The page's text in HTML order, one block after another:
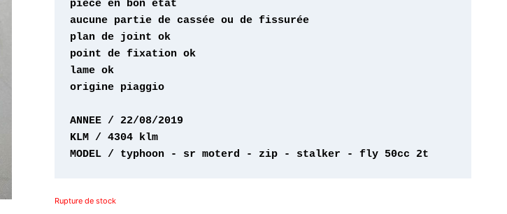
origine piaggio
MODEL / typhoon - sr moterd - zip - stalker - fly 50cc 2t
Rupture de stock